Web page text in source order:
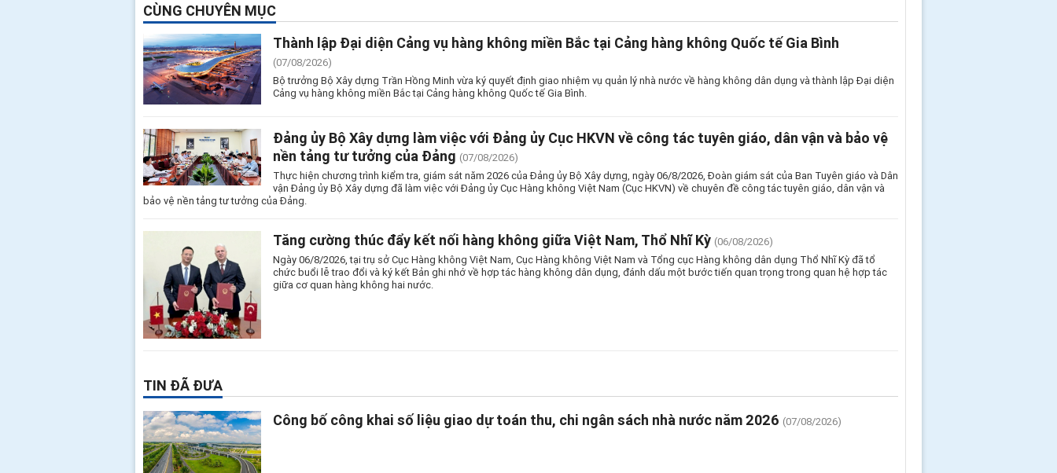
CÙNG CHUYÊN MỤC
Thành lập Đại diện Cảng vụ hàng không miền Bắc tại Cảng hàng không Quốc tế Gia Bình
(07/08/2026)
Bộ trưởng Bộ Xây dựng Trần Hồng Minh vừa ký quyết định giao nhiệm vụ quản lý nhà nước về hàng không dân dụng và thành lập Đại diện
Cảng vụ hàng không miền Bắc tại Cảng hàng không Quốc tế Gia Bình.
Đảng ủy Bộ Xây dựng làm việc với Đảng ủy Cục HKVN về công tác tuyên giáo, dân vận và bảo vệ
nền tảng tư tưởng của Đảng (07/08/2026)
Thực hiện chương trình kiểm tra, giám sát năm 2026 của Đảng ủy Bộ Xây dựng, ngày 06/8/2026, Đoàn giám sát của Ban Tuyên giáo và Dân
vận Đảng ủy Bộ Xây dựng đã làm việc với Đảng ủy Cục Hàng không Việt Nam (Cục HKVN) về chuyên đề công tác tuyên giáo, dân vận và
bảo vệ nền tảng tư tưởng của Đảng.
Tăng cường thúc đẩy kết nối hàng không giữa Việt Nam, Thổ Nhĩ Kỳ (06/08/2026)
Ngày 06/8/2026, tại trụ sở Cục Hàng không Việt Nam, Cục Hàng không Việt Nam và Tổng cục Hàng không dân dụng Thổ Nhĩ Kỳ đã tổ
chức buổi lễ trao đổi và ký kết Bản ghi nhớ về hợp tác hàng không dân dụng, đánh dấu một bước tiến quan trọng trong quan hệ hợp tác
giữa cơ quan hàng không hai nước.
TIN ĐÃ ĐƯA
Công bố công khai số liệu giao dự toán thu, chi ngân sách nhà nước năm 2026 (07/08/2026)